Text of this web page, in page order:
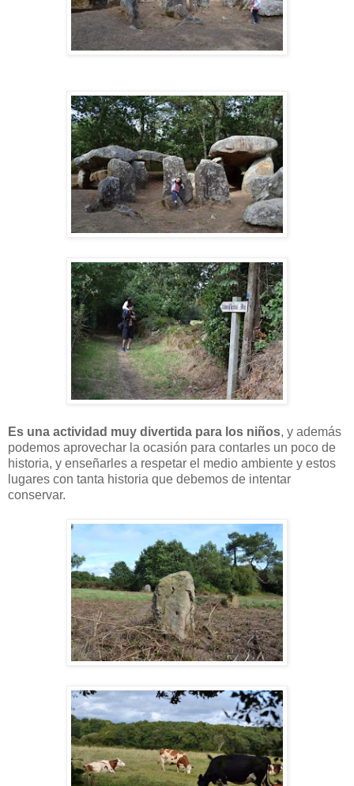
Es una actividad muy divertida para los niños, y además
podemos aprovechar la ocasión para contarles un poco de
historia, y enseñarles a respetar el medio ambiente y estos
lugares con tanta historia que debemos de intentar
conservar.